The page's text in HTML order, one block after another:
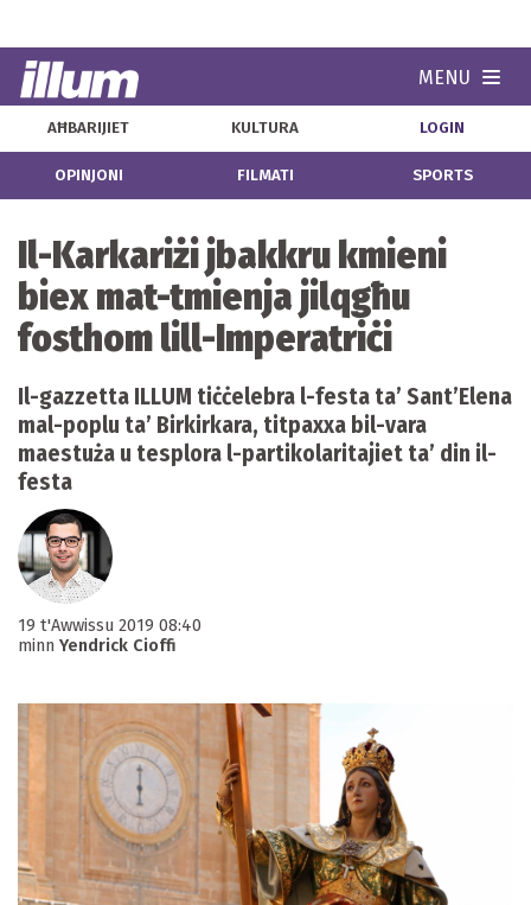
MENU
AĦBARIJIET KULTURA LOGIN
OPINJONI FILMATI SPORTS
Il-Karkariżi jbakkru kmieni
biex mat-tmienja jilqgħu
fosthom lill-Imperatriċi
Il-gazzetta ILLUM tiċċelebra l-festa ta’ Sant’Elena
mal-poplu ta’ Birkirkara, titpaxxa bil-vara
maestuża u tesplora l-partikolaritajiet ta’ din il-
festa
19 t'Awwissu 2019 08:40
minn Yendrick Cioffi